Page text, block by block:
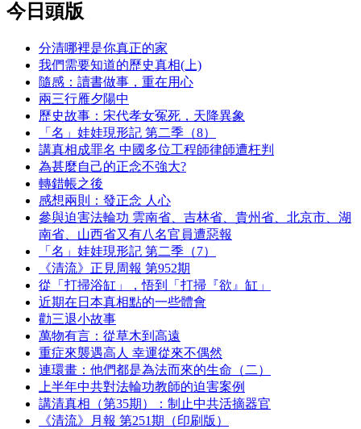
今日頭版
分清哪裡是你真正的家
我們需要知道的歷史真相(上)
隨感：讀書做事，重在用心
兩三行雁夕陽中
歷史故事：宋代孝女冤死，天降異象
「名」娃娃現形記 第二季（8）
講真相成罪名 中國多位工程師律師遭枉判
為甚麼自己的正念不強大?
轉錯帳之後
感想兩則：發正念 人心
參與迫害法輪功 雲南省、吉林省、貴州省、北京市、湖
南省、山西省又有八名官員遭惡報
「名」娃娃現形記 第二季（7）
《清流》正見周報 第952期
從「打掃浴缸」，悟到「打掃『欲』缸」
近期在日本真相點的一些體會
勸三退小故事
萬物有言：從草木到高遠
重症來襲遇高人 幸運從來不偶然
連環畫：他們都是為法而來的生命（二）
上半年中共對法輪功教師的迫害案例
講清真相（第35期）：制止中共活摘器官
《清流》月報 第251期（印刷版）